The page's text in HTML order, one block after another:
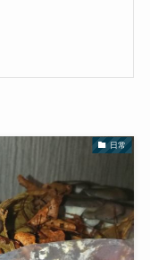
日常